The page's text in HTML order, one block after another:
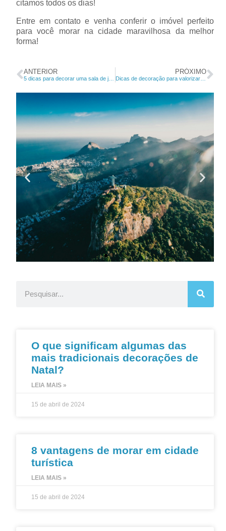
citamos todos os dias!
Entre em contato e venha conferir o imóvel perfeito
para você morar na cidade maravilhosa da melhor
forma!
ANTERIOR
5 dicas para decorar uma sala de jantar pequena
PRÓXIMO
Dicas de decoração para valorizar o seu imóvel
O que significam algumas das
mais tradicionais decorações de
Natal?
LEIA MAIS »
15 de abril de 2024
8 vantagens de morar em cidade
turística
LEIA MAIS »
15 de abril de 2024